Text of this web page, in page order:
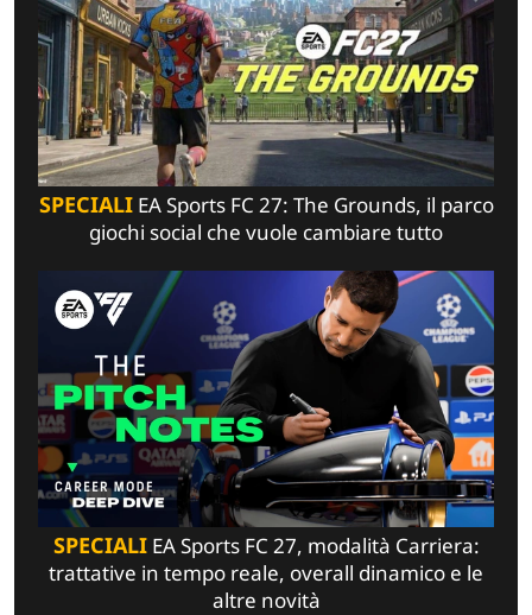
SPECIALIEA Sports FC 27: The Grounds, il parco
giochi social che vuole cambiare tutto
SPECIALIEA Sports FC 27, modalità Carriera:
trattative in tempo reale, overall dinamico e le
altre novità